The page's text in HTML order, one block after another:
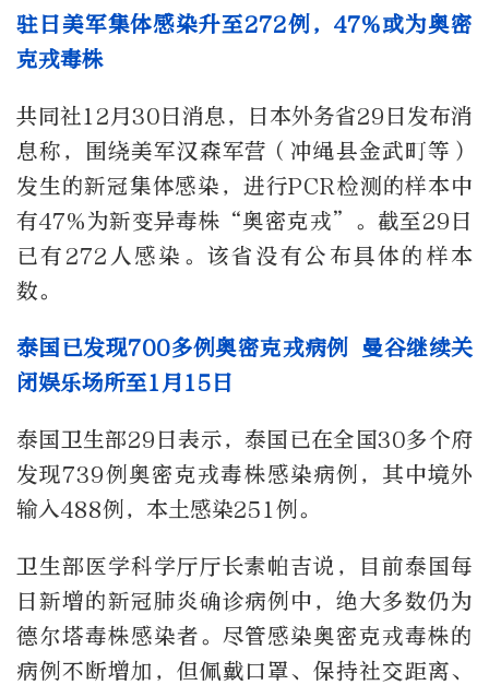
驻日美军集体感染升至272例，47%或为奥密
克戎毒株
共同社12月30日消息，日本外务省29日发布消
息称，围绕美军汉森军营（冲绳县金武町等）
发生的新冠集体感染，进行PCR检测的样本中
有47%为新变异毒株“奥密克戎”。截至29日
已有272人感染。该省没有公布具体的样本
数。
泰国已发现700多例奥密克戎病例 曼谷继续关
闭娱乐场所至1月15日
泰国卫生部29日表示，泰国已在全国30多个府
发现739例奥密克戎毒株感染病例，其中境外
输入488例，本土感染251例。
卫生部医学科学厅厅长素帕吉说，目前泰国每
日新增的新冠肺炎确诊病例中，绝大多数仍为
德尔塔毒株感染者。尽管感染奥密克戎毒株的
病例不断增加，但佩戴口罩、保持社交距离、